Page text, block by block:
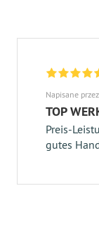
Napisane
TOP
Preis-
gutes